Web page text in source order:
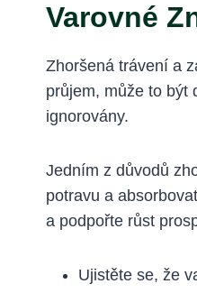
Varovné
Zhoršená trávení a
průjem, může to být
ignorovány.
Jedním z důvodů
potravu a
a podpořte růst
Ujistěte se, že